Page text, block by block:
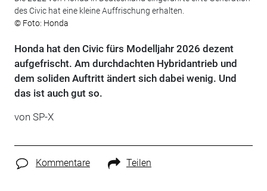
des Civic hat eine kleine Auffrischung erhalten.
© Foto: Honda
Honda hat den Civic fürs Modelljahr 2026 dezent
aufgefrischt. Am durchdachten Hybridantrieb und
dem soliden Auftritt ändert sich dabei wenig. Und
das ist auch gut so.
von SP-X
Kommentare Teilen